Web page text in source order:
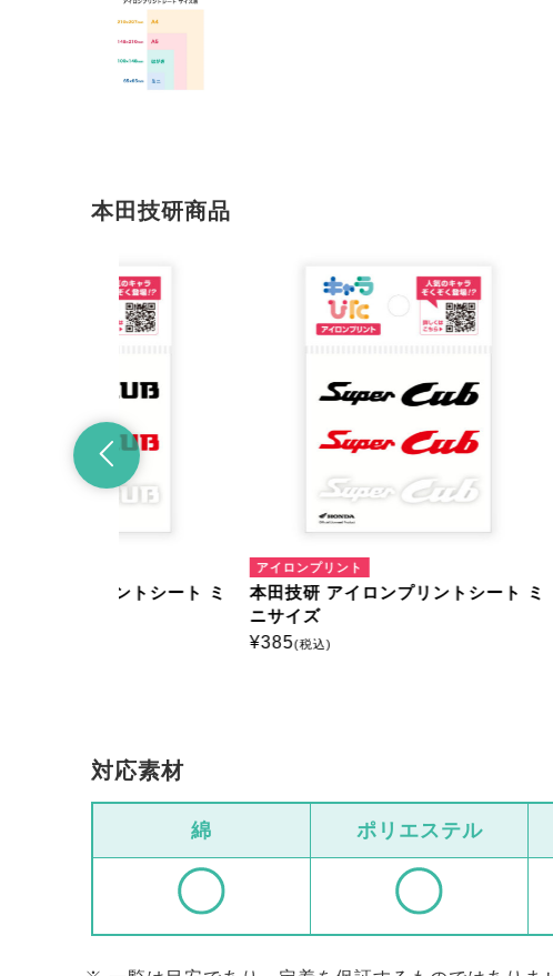
本田技研商品
本田技研 アイロンプリントシート ミ
本田技研 ア
対応素材
綿 ポリエステル